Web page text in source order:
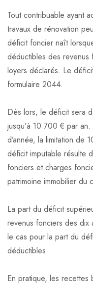
Tout contribuable ayant
travaux de rénovation
déficit foncier naît
déductibles des revenus
loyers déclarés. Le
formulaire 2044.
Dès lors, le déficit sera
jusqu’à 10 700 € par
d’année, la limitation de
déficit imputable résulte
fonciers et charges
patrimoine immobilier du
La part du déficit
revenus fonciers des dix
le cas pour la part du
déductibles.
En pratique, les recettes